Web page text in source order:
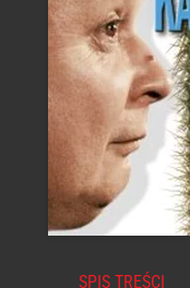
SPIS TREŚCI